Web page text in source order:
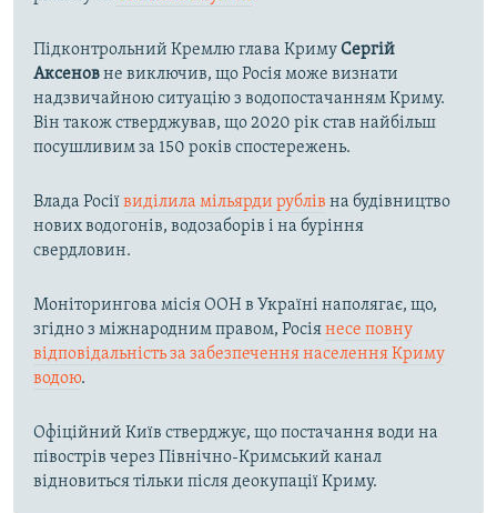
Підконтрольний Кремлю глава КримуСергій
Аксеновне виключив, що Росія може визнати
надзвичайною ситуацію з водопостачанням Криму.
Він також стверджував, що 2020 рік став найбільш
посушливим за 150 років спостережень.
Влада Росіївиділила мільярди рублів на будівництво
нових водогонів, водозаборів і на буріння
свердловин.
Моніторингова місія ООН в Україні наполягає, що,
згідно з міжнародним правом, Росіянесе повну
відповідальність за забезпечення населення Криму
водою.
Офіційний Київ стверджує, що постачання води на
півострів через Північно-Кримський канал
відновиться тільки після деокупації Криму.